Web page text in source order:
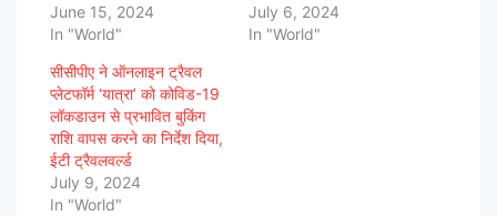
June 15, 2024
In "World"
July 6, 2024
In "World"
सीसीपीए ने ऑनलाइन ट्रैवल
प्लेटफॉर्म ‘यात्रा’ को कोविड-19
लॉकडाउन से प्रभावित बुकिंग
राशि वापस करने का निर्देश दिया,
ईटी ट्रैवलवर्ल्ड
July 9, 2024
In "World"